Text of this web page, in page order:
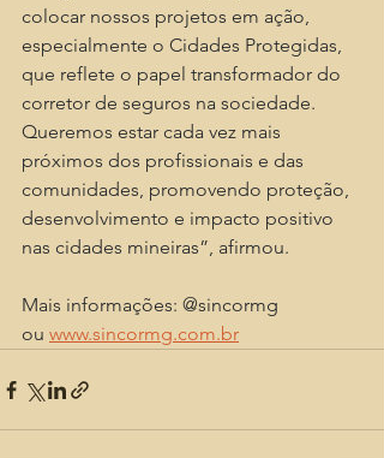
colocar nossos projetos em ação,
especialmente o Cidades Protegidas,
que reflete o papel transformador do
corretor de seguros na sociedade.
Queremos estar cada vez mais
próximos dos profissionais e das
comunidades, promovendo proteção,
desenvolvimento e impacto positivo
nas cidades mineiras”, afirmou.
Mais informações: @sincormg
ou www.sincormg.com.br